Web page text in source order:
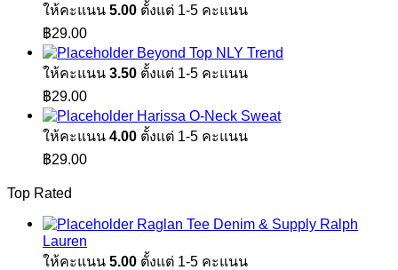
ให้คะแนน 5.00 ตั้งแต่ 1-5 คะแนน
฿29.00
Beyond Top NLY Trend
ให้คะแนน 3.50 ตั้งแต่ 1-5 คะแนน
฿29.00
Harissa O-Neck Sweat
ให้คะแนน 4.00 ตั้งแต่ 1-5 คะแนน
฿29.00
Top Rated
Raglan Tee Denim & Supply Ralph
Lauren
ให้คะแนน 5.00 ตั้งแต่ 1-5 คะแนน